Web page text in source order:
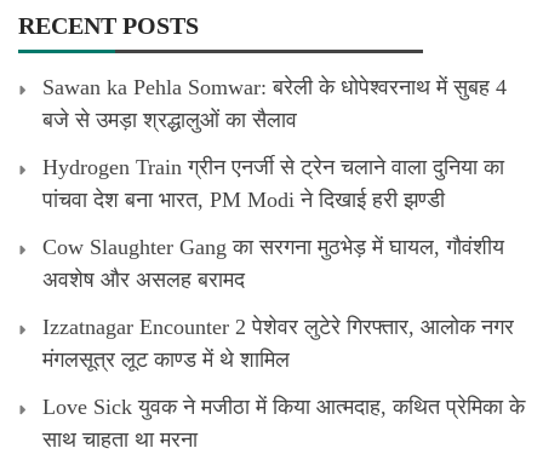
RECENT POSTS
Sawan ka Pehla Somwar: बरेली के धोपेश्वरनाथ में सुबह 4
बजे से उमड़ा श्रद्धालुओं का सैलाव
Hydrogen Train ग्रीन एनर्जी से ट्रेन चलाने वाला दुनिया का
पांचवा देश बना भारत, PM Modi ने दिखाई हरी झण्डी
Cow Slaughter Gang का सरगना मुठभेड़ में घायल, गौवंशीय
अवशेष और असलह बरामद
Izzatnagar Encounter 2 पेशेवर लुटेरे गिरफ्तार, आलोक नगर
मंगलसूत्र लूट काण्‍ड में थे शामिल
Love Sick युवक ने मजीठा में किया आत्मदाह, कथित प्रेमिका के
साथ चाहता था मरना